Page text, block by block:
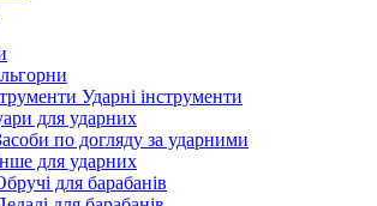
Ударні інструменти
для ударних
по догляду за ударними
для ударних
для барабанів